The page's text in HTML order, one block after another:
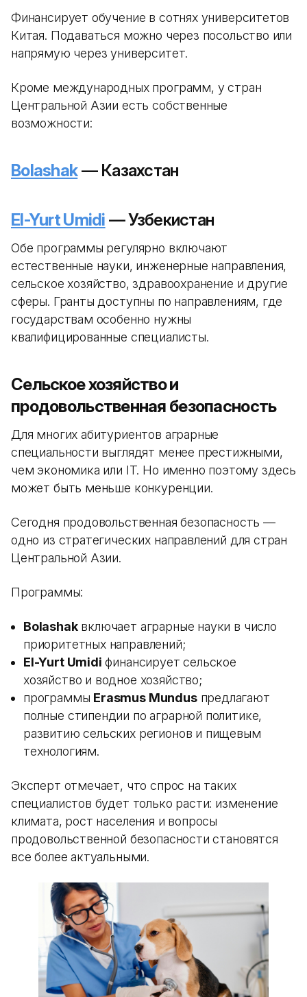
Финансирует обучение в сотнях университетов
Китая. Подаваться можно через посольство или
напрямую через университет.
Кроме международных программ, у стран
Центральной Азии есть собственные
возможности:
Bolashak— Казахстан
El-Yurt Umidi — Узбекистан
Обе программы регулярно включают
естественные науки, инженерные направления,
сельское хозяйство, здравоохранение и другие
сферы. Гранты доступны по направлениям, где
государствам особенно нужны
квалифицированные специалисты.
Сельское хозяйство и
продовольственная безопасность
Для многих абитуриентов аграрные
специальности выглядят менее престижными,
чем экономика или IT. Но именно поэтому здесь
может быть меньше конкуренции.
Сегодня продовольственная безопасность —
одно из стратегических направлений для стран
Центральной Азии.
Программы:
Bolashakвключает аграрные науки в число
приоритетных направлений;
El-Yurt Umidi финансирует сельское
хозяйство и водное хозяйство;
программы Erasmus Mundusпредлагают
полные стипендии по аграрной политике,
развитию сельских регионов и пищевым
технологиям.
Эксперт отмечает, что спрос на таких
специалистов будет только расти: изменение
климата, рост населения и вопросы
продовольственной безопасности становятся
все более актуальными.